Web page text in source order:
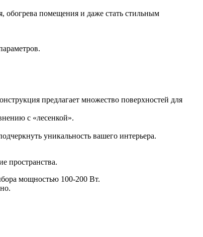
помещения и даже стать стильным
предлагает множество поверхностей для
с «лесенкой».
уникальность вашего интерьера.
пространства.
мощностью 100-200 Вт.